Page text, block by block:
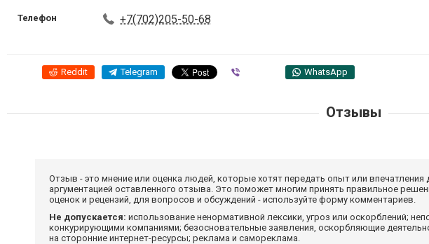
Телефон +7(702)205-50-68
Reddit Telegram WhatsApp
Отзывы
Отзыв - это мнение или оценка людей, которые хотят передать опыт или впечатления
аргументацией оставленного отзыва. Это поможет многим принять правильное
оценок и рецензий, для вопросов и обсуждений - используйте форму комментариев.
Не допускается: использование ненормативной лексики, угроз или оскорблений;
конкурирующими компаниями; безосновательные заявления, оскорбляющие
на сторонние интернет-ресурсы; реклама и самореклама.